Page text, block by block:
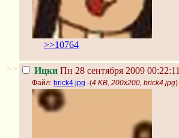
>>10764
>> Ицки Пн 28 сентября 2009 00:22:11
Файл: brick4.jpg -(4 KB, 200x200, brick4.jpg)